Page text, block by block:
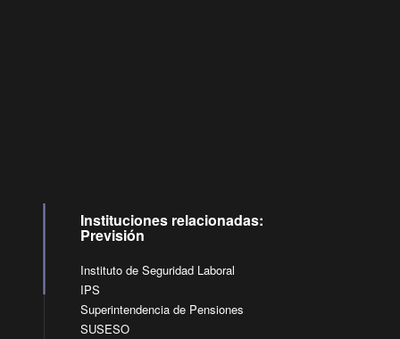
Instituciones relacionadas:
Previsión
Instituto de Seguridad Laboral
IPS
Superintendencia de Pensiones
SUSESO